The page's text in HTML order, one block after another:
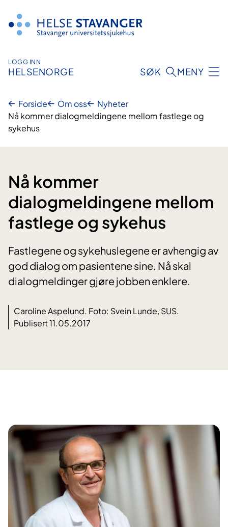
innhold
LOGG INN
HELSENORGE SØK MENY
Forside Om oss
Nyheter
Nå kommer dialogmeldingene mellom fastlege og
sykehus
Nå kommer
dialogmeldingene mellom
fastlege og sykehus
Fastlegene og sykehuslegene er avhengig av
god dialog om pasientene sine. Nå skal
dialogmeldinger gjøre jobben enklere.
Caroline Aspelund. Foto: Svein Lunde, SUS.
Publisert 11.05.2017